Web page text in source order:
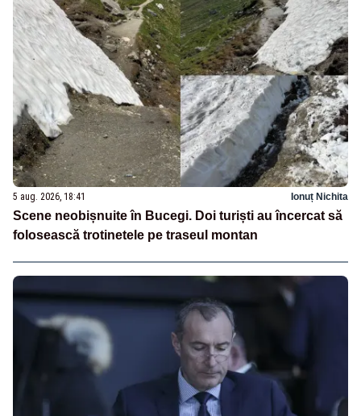
5 aug. 2026, 18:41 Ionuț Nichita
Scene neobișnuite în Bucegi. Doi turiști au încercat să
folosească trotinetele pe traseul montan